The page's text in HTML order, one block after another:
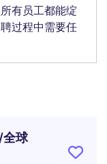
有员工都能绽
过程中需要任
全球